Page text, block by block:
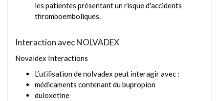
les patientes présentant un risque d'accidents
thromboemboliques.
Interaction avec NOLVADEX
Novaldex Interactions
L’utilisation de nolvadex peut interagir avec :
médicaments contenant du bupropion
duloxetine